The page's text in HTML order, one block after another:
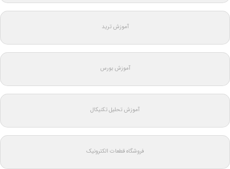
آموزش ترید
آموزش بورس
آموزش تحلیل تکنیکال
فروشگاه قطعات الکترونیک